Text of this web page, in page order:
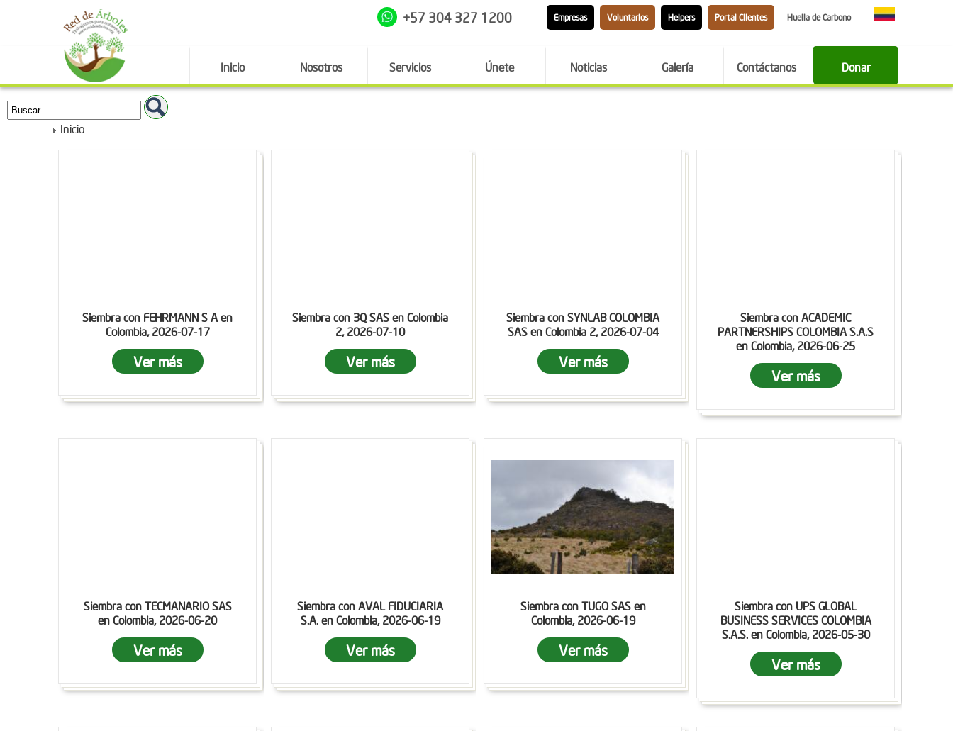
+57 304 327 1200 Empresas Voluntarios Helpers Portal Clientes Huella de Carbono
Inicio Nosotros Servicios Únete Noticias Galería Contáctanos Donar
Inicio
Siembra con FEHRMANN S A en
Colombia, 2026-07-17
Ver más
Siembra con 3Q SAS en Colombia
2, 2026-07-10
Ver más
Siembra con SYNLAB COLOMBIA
SAS en Colombia 2, 2026-07-04
Ver más
Siembra con ACADEMIC
PARTNERSHIPS COLOMBIA S.A.S
en Colombia, 2026-06-25
Ver más
Siembra con TECMANARIO SAS
en Colombia, 2026-06-20
Ver más
Siembra con AVAL FIDUCIARIA
S.A. en Colombia, 2026-06-19
Ver más
Siembra con TUGO SAS en
Colombia, 2026-06-19
Ver más
Siembra con UPS GLOBAL
BUSINESS SERVICES COLOMBIA
S.A.S. en Colombia, 2026-05-30
Ver más